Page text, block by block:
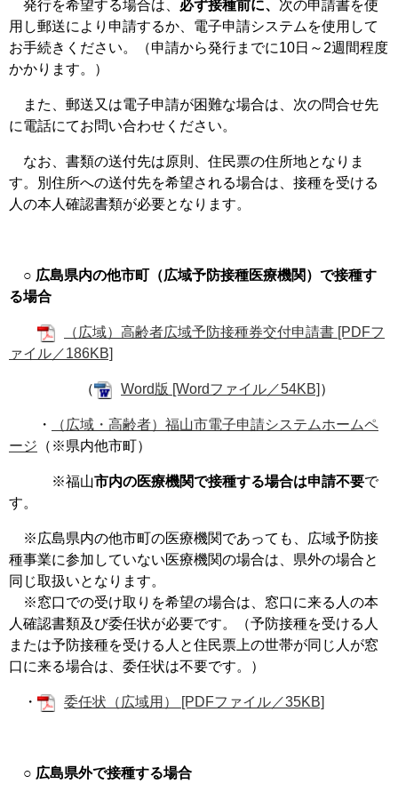
発行を希望する場合は、 必ず接種前に、 次の申請書を使
用し郵送により申請するか、電子申請システムを使用して
お手続きください。（申請から発行までに10日～2週間程度
かかります。）
また、郵送又は電子申請が困難な場合は、次の問合せ先
に電話にてお問い合わせください。
なお、書類の送付先は原則、住民票の住所地となりま
す。別住所への送付先を希望される場合は、接種を受ける
人の本人確認書類が必要となります。
○ 広島県内の他市町（広域予防接種医療機関）で接種す
る場合
（広域）高齢者広域予防接種券交付申請書 [PDFフ
ァイル／186KB]
（ Word版 [Wordファイル／54KB] ）
・
（広域・高齢者）福山市電子申請システムホームペ
ージ （※県内他市町）
※福山市内の医療機関で接種する場合は申請不要で
す。​
※広島県内の他市町の医療機関であっても、広域予防接
種事業に参加していない医療機関の場合は、県外の場合と
同じ取扱いとなります。
※窓口での受け取りを希望の場合は、窓口に来る人の本
人確認書類及び委任状が必要です。（予防接種を受ける人
または予防接種を受ける人と住民票上の世帯が同じ人が窓
口に来る場合は、委任状は不要です。）
・ 委任状（広域用） [PDFファイル／35KB]
○ 広島県外で接種する場合